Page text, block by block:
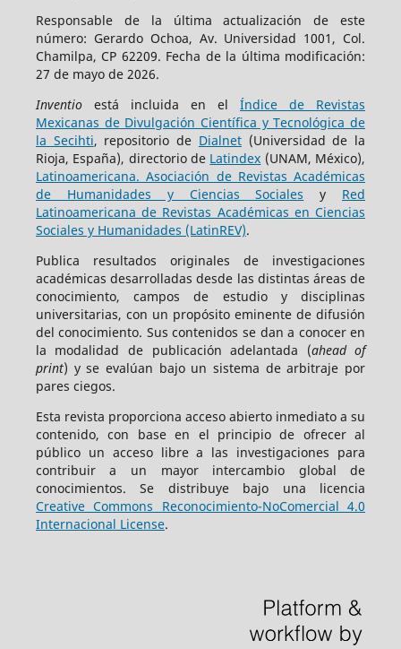
Responsable de la última actualización de este
número: Gerardo Ochoa, Av. Universidad 1001, Col.
Chamilpa, CP 62209. Fecha de la última modificación:
27 de mayo de 2026.
Inventioestá incluida en elÍndice de Revistas
Mexicanas de Divulgación Científica y Tecnológica de
la Secihti, repositorio de Dialnet(Universidad de la
Rioja, España), directorio de Latindex (UNAM, México),
Latinoamericana. Asociación de Revistas Académicas
de Humanidades y Ciencias Sociales y Red
Latinoamericana de Revistas Académicas en Ciencias
Sociales y Humanidades (LatinREV).
Publica resultados originales de investigaciones
académicas desarrolladas desde las distintas áreas de
conocimiento, campos de estudio y disciplinas
universitarias, con un propósito eminente de difusión
del conocimiento. Sus contenidos se dan a conocer en
la modalidad de publicación adelantada (ahead of
print) y se evalúan bajo un sistema de arbitraje por
pares ciegos.
Esta revista proporciona acceso abierto inmediato a su
contenido, con base en el principio de ofrecer al
público un acceso libre a las investigaciones para
contribuir a un mayor intercambio global de
conocimientos. Se distribuye bajo una licencia
Creative Commons Reconocimiento-NoComercial 4.0
Internacional License.